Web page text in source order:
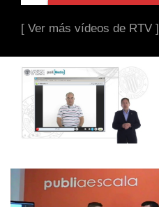
[ Ver más vídeos de RTV ]